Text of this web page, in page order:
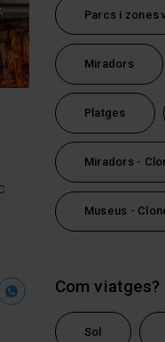
WhatsApp
Parcs i zones
Miradors
Platges
Miradors -
Museus -
Com viatges?
Sol